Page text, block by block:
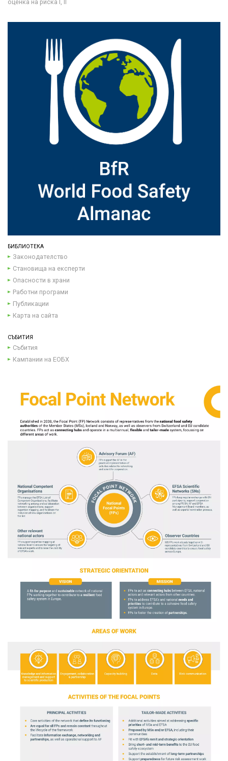
оценка на риска I, II
БИБЛИОТЕКА
Законодателство
Становища на експерти
Опасности в храни
Работни програми
Публикации
Карта на сайта
СЪБИТИЯ
Събития
Кампании на ЕОБХ